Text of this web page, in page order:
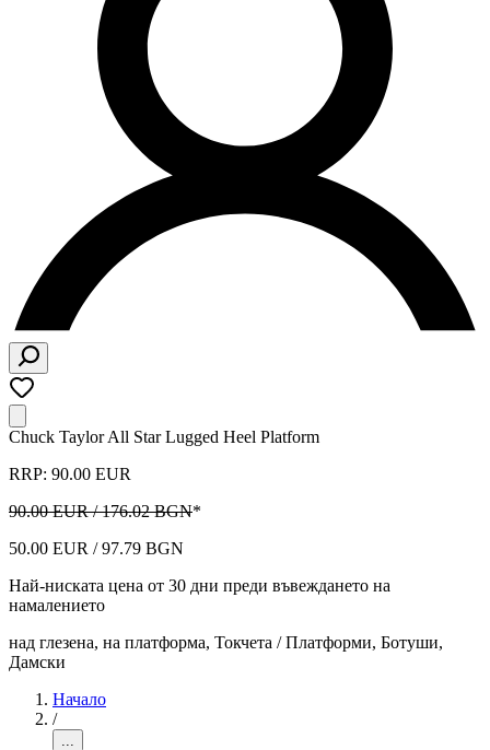
Chuck Taylor All Star Lugged Heel Platform
RRP: 90.00 EUR
90.00 EUR / 176.02 BGN*
50.00 EUR / 97.79 BGN
Най-ниската цена от 30 дни преди въвеждането на
намалението
над глезена, на платформа, Токчета / Платформи, Ботуши,
Дамски
Начало
/
...